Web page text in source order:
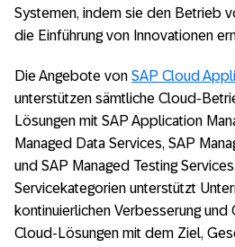
Systemen, indem sie den Betrieb
die Einführung von Innovationen
Die Angebote von SAP Cloud
unterstützen sämtliche Cloud-
Lösungen mit SAP Application
Managed Data Services, SAP
und SAP Managed Testing
Servicekategorien unterstützt
kontinuierlichen Verbesserung und
Cloud-Lösungen mit dem Ziel,